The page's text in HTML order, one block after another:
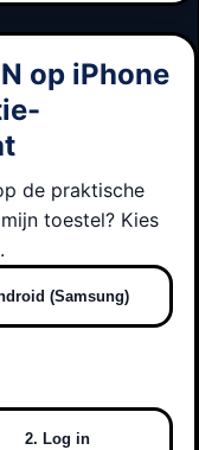
op iPhone
de praktische
toestel? Kies
(Samsung)
2. Log in